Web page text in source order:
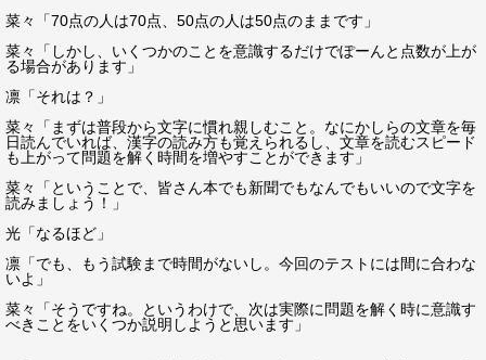
菜々「70点の人は70点、50点の人は50点のままです」
菜々「しかし、いくつかのことを意識するだけでぽーんと点数が上が
る場合があります」
凛「それは？」
菜々「まずは普段から文字に慣れ親しむこと。なにかしらの文章を毎
日読んでいれば、漢字の読み方も覚えられるし、文章を読むスピード
も上がって問題を解く時間を増やすことができます」
菜々「ということで、皆さん本でも新聞でもなんでもいいので文字を
読みましょう！」
光「なるほど」
凛「でも、もう試験まで時間がないし。今回のテストには間に合わな
いよ」
菜々「そうですね。というわけで、次は実際に問題を解く時に意識す
べきことをいくつか説明しようと思います」